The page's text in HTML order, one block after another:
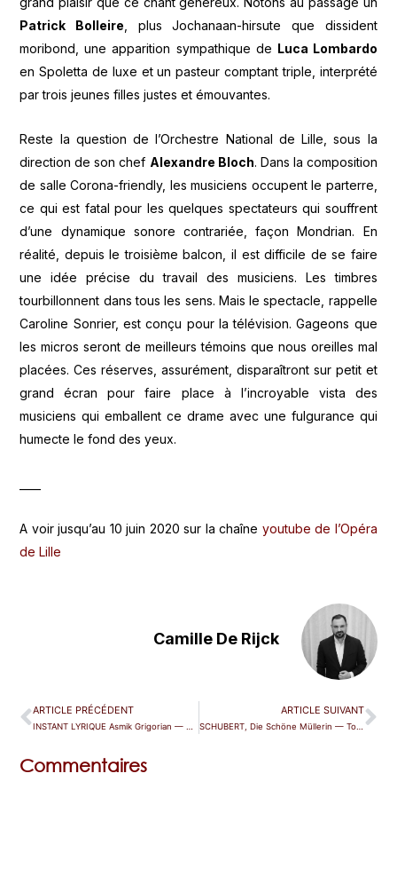
Patrick Bolleire , plus Jochanaan-hirsute que dissident
moribond, une apparition sympathique de Luca Lombardo
en Spoletta de luxe et un pasteur comptant triple, interprété
par trois jeunes filles justes et émouvantes.
Reste la question de l’Orchestre National de Lille, sous la
direction de son chef Alexandre Bloch. Dans la composition
de salle Corona-friendly, les musiciens occupent le parterre,
ce qui est fatal pour les quelques spectateurs qui souffrent
d’une dynamique sonore contrariée, façon Mondrian. En
réalité, depuis le troisième balcon, il est difficile de se faire
une idée précise du travail des musiciens. Les timbres
tourbillonnent dans tous les sens. Mais le spectacle, rappelle
Caroline Sonrier, est conçu pour la télévision. Gageons que
les micros seront de meilleurs témoins que nous oreilles mal
placées. Ces réserves, assurément, disparaîtront sur petit et
grand écran pour faire place à l’incroyable vista des
musiciens qui emballent ce drame avec une fulgurance qui
humecte le fond des yeux.
A voir jusqu’au 10 juin 2020 sur la chaîne youtube de l’Opéra
de Lille
Camille De Rijck
ARTICLE PRÉCÉDENT ARTICLE SUIVANT
SCHUBERT, Die Schöne Müllerin — Toulouse
Commentaires